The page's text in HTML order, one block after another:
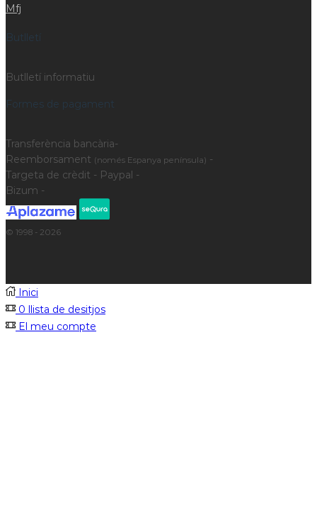
Mfj
Butlletí
Butlletí informatiu
Formes de pagament
Transferència bancària-
Reemborsament (només Espanya península) -
Targeta de crèdit - Paypal -
Bizum -
© 1998 - 2026
Inici
0 llista de desitjos
El meu compte